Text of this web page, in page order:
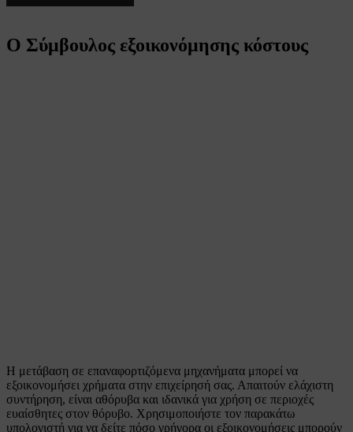
Ο Σύμβουλος εξοικονόμησης κόστους
Η μετάβαση σε επαναφορτιζόμενα μηχανήματα μπορεί να
εξοικονομήσει χρήματα στην επιχείρησή σας. Απαιτούν ελάχιστη
συντήρηση, είναι αθόρυβα και ιδανικά για χρήση σε περιοχές
ευαίσθητες στον θόρυβο. Χρησιμοποιήστε τον παρακάτω
υπολογιστή για να δείτε πόσο γρήγορα οι εξοικονομήσεις μπορούν